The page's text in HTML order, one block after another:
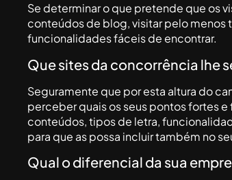
Se determinar o que pretende que os
conteúdos de blog, visitar pelo menos
funcionalidades fáceis de encontrar.
Que sites da concorrência lhe
Seguramente que por esta altura do
perceber quais os seus pontos fortes
conteúdos, tipos de letra,
para que as possa incluir também no
Qual o diferencial da sua